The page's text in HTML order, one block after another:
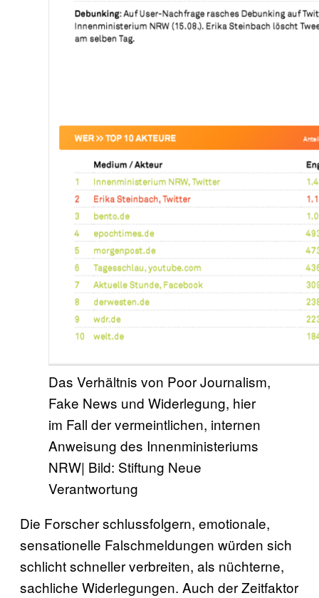
Das Verhältnis von Poor Journalism,
Fake News und Widerlegung, hier
im Fall der vermeintlichen, internen
Anweisung des Innenministeriums
NRW| Bild: Stiftung Neue
Verantwortung
Die Forscher schlussfolgern, emotionale,
sensationelle Falschmeldungen würden sich
schlicht schneller verbreiten, als nüchterne,
sachliche Widerlegungen. Auch der Zeitfaktor